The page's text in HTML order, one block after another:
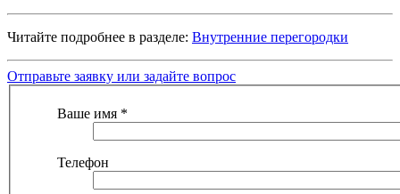
Читайте подробнее в разделе: Внутренние перегородки
Отправьте заявку или задайте вопрос
Ваше имя *
Телефон